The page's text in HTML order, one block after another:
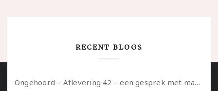
RECENT BLOGS
Ongehoord – Aflevering 42 – een gesprek met marijn over seksueel opbloeien, het ouderschap uitvinden en verschillende leeftijden in je mee dragen